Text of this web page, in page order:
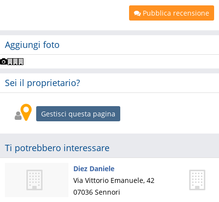
Pubblica recensione
Aggiungi foto
Sei il proprietario?
Gestisci questa pagina
Ti potrebbero interessare
Diez Daniele
Via Vittorio Emanuele, 42
07036 Sennori